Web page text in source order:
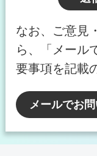
なお、ご意見
ら、「メール
要事項を記載
メールでお